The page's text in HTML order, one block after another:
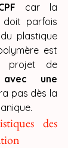
car la
parfois
plastique
est
une
pas dès la
des